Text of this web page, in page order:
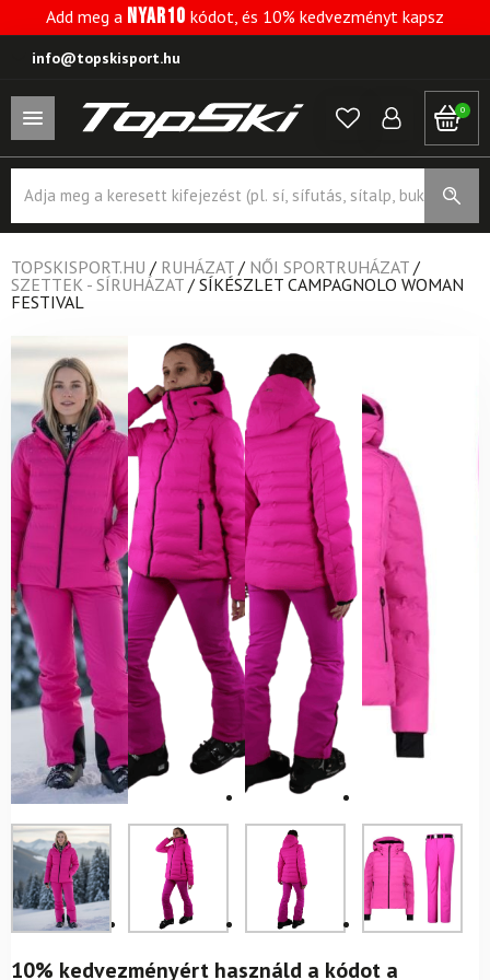
Add meg a NYAR10 kódot, és 10% kedvezményt kapsz
info@topskisport.hu
0
search
TOPSKISPORT.HU / RUHÁZAT / NŐI SPORTRUHÁZAT /
SZETTEK - SÍRUHÁZAT / SÍKÉSZLET CAMPAGNOLO WOMAN
FESTIVAL
10% kedvezményért használd a kódot a